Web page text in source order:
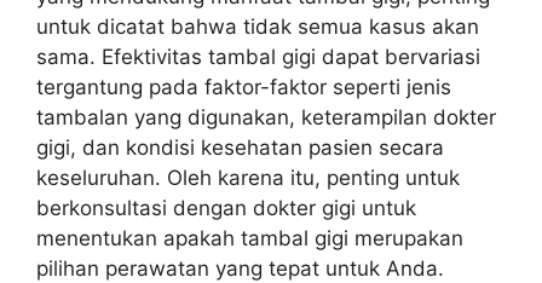
untuk dicatat bahwa tidak semua kasus akan
sama. Efektivitas tambal gigi dapat bervariasi
tergantung pada faktor-faktor seperti jenis
tambalan yang digunakan, keterampilan dokter
gigi, dan kondisi kesehatan pasien secara
keseluruhan. Oleh karena itu, penting untuk
berkonsultasi dengan dokter gigi untuk
menentukan apakah tambal gigi merupakan
pilihan perawatan yang tepat untuk Anda.